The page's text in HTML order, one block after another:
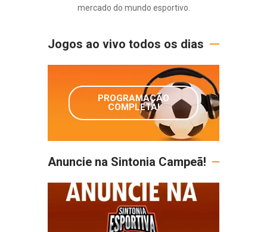
mercado do mundo esportivo.
Jogos ao vivo todos os dias
PROGRAMAÇÃO
COMPLETA!
Anuncie na Sintonia Campeã!